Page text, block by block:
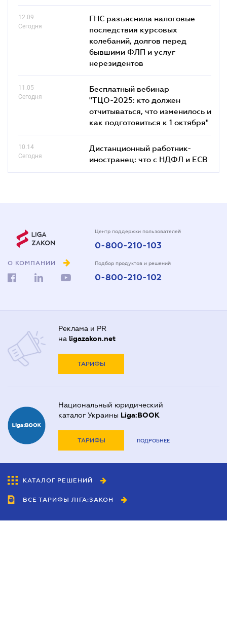
12.09
Сегодня
ГНС разъяснила налоговые
последствия курсовых
колебаний, долгов перед
бывшими ФЛП и услуг
нерезидентов
11.05
Сегодня
Бесплатный вебинар
"ТЦО-2025: кто должен
отчитываться, что изменилось и
как подготовиться к 1 октября"
10.14
Сегодня
Дистанционный работник-
иностранец: что с НДФЛ и ЕСВ
О КОМПАНИИ
Центр поддержки пользователей
0-800-210-103
Подбор продуктов и решений
0-800-210-102
Реклама и PR
на ligazakon.net
ТАРИФЫ
Национальный юридический
каталог Украины Liga:BOOK
ТАРИФЫ ПОДРОБНЕЕ
КАТАЛОГ РЕШЕНИЙ
ВСЕ ТАРИФЫ ЛІГА:ЗАКОН